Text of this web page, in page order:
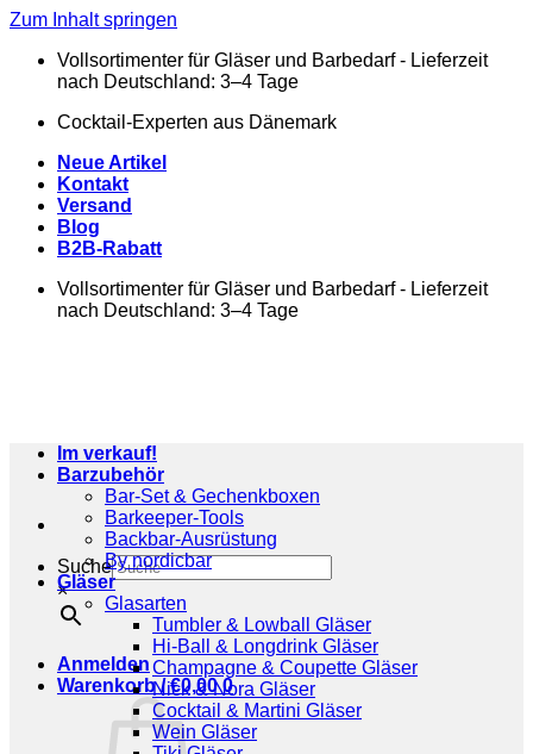
Zum Inhalt springen
Vollsortimenter für Gläser und Barbedarf - Lieferzeit
nach Deutschland: 3–4 Tage
Cocktail-Experten aus Dänemark
Neue Artikel
Kontakt
Versand
Blog
B2B-Rabatt
Vollsortimenter für Gläser und Barbedarf - Lieferzeit
nach Deutschland: 3–4 Tage
Suche
×
Anmelden
Warenkorb /€0,00 0
Im verkauf!
Barzubehör
Bar-Set & Gechenkboxen
Barkeeper-Tools
Backbar-Ausrüstung
By nordicbar
Gläser
Glasarten
Tumbler & Lowball Gläser
Hi-Ball & Longdrink Gläser
Champagne & Coupette Gläser
Nick & Nora Gläser
Cocktail & Martini Gläser
Wein Gläser